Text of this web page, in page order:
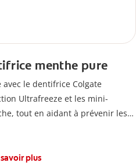
menthe pure
le dentifrice Colgate
Ultrafreeze et les mini-
tout en aidant à prévenir les
savoir plus